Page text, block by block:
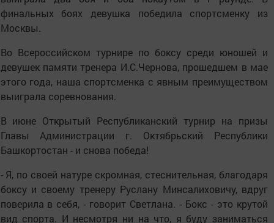
финальных боях девушка победила спортсменку из
Москвы.
Во Всероссийском турнире по боксу среди юношей и
девушек памяти тренера И.С.Чернова, прошедшем в мае
этого года, наша спортсменка с явным преимуществом
выиграла соревнования.
В июне Открытый Республиканский турнир на призы
Главы Администрации г. Октябрьский Республики
Башкортостан - и снова победа!
- Я, по своей натуре скромная, стеснительная, благодаря
боксу и своему тренеру Руслану Минсалиховичу, вдруг
поверила в себя, - говорит Светлана. - Бокс - это крутой
вид спорта. И несмотря ни на что, я буду заниматься